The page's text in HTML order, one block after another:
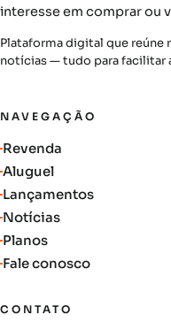
interesse em comprar ou
Plataforma digital que reúne
notícias — tudo para facilitar
NAVEGAÇÃO
Revenda
Aluguel
Lançamentos
Notícias
Planos
Fale conosco
CONTATO